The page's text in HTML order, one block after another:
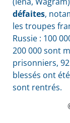
défaites,
les troupes
Russie : 100
200 000 sont
prisonniers,
blessés ont
sont rentrés.